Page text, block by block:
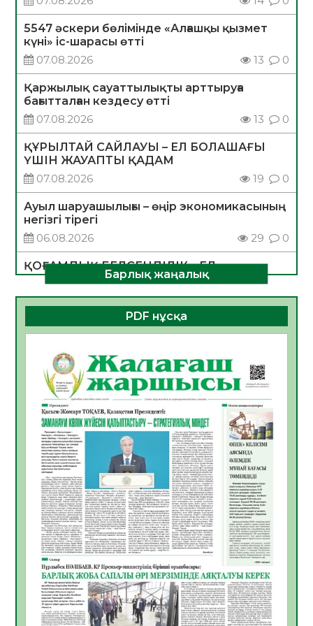
5547 әскери бөлімінде «Алғашқы қызмет
күні» іс-шарасы өтті
07.08.2026
13 0
Қаржылық сауаттылықты арттыруға
бағытталған кездесу өтті
07.08.2026
13 0
ҚҰРЫЛТАЙ САЙЛАУЫ – ЕЛ БОЛАШАҒЫ
ҮШІН ЖАУАПТЫ ҚАДАМ
07.08.2026
19 0
Ауыл шаруашылығы – өңір экономикасының
негізгі тірегі
06.08.2026
29 0
ҚОҒАМДЫҚ БЕЛСЕНДІЛІК – ЕЛ
ДАМУЫНЫҢ НЕГІЗІ
06.08.2026
28 0
ҚҰРЫЛТАЙ САЙЛАУЫ – БОЛАШАҚҚА
06.08.2026
Инфекциялық ауруларға қарсы иммундау
жұмыстарының тиімділігі
06.08.2026
31
Көкжөтел ауруы туралы
06.08.2026
28
АПВ вакцинасы туралы мәлімет
06.08.2026
29
Open Air: Қызылорда облысы полиция
департаменті 20 мыңнан астам
көрерменнің қауіпсіздігін қамтамасыз етті
06.08.2026
40
ҚЫЗЫЛОРДАДА «САНАЛЫ ҰРПАҚ –
ЖАРҚЫН БОЛАШАҚ» АТТЫ КЕҢЕЙТІЛГЕН
Барлық жаңалық
PDF нұсқа